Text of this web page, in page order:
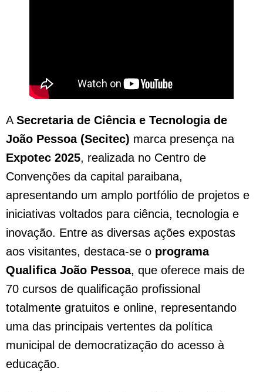
A Secretaria de Ciência e Tecnologia de
João Pessoa (Secitec) marca presença na
Expotec 2025, realizada no Centro de
Convenções da capital paraibana,
apresentando um amplo portfólio de projetos e
iniciativas voltados para ciência, tecnologia e
inovação. Entre as diversas ações expostas
aos visitantes, destaca-se o programa
Qualifica João Pessoa, que oferece mais de
70 cursos de qualificação profissional
totalmente gratuitos e online, representando
uma das principais vertentes da política
municipal de democratização do acesso à
educação.